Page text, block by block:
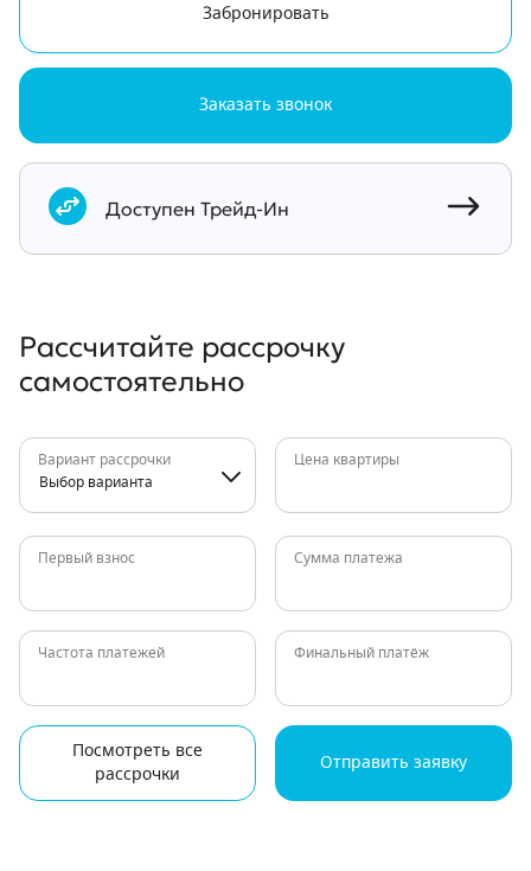
Забронировать
Заказать звонок
Документы
Доступен Трейд-Ин
Рассчитайте рассрочку
самостоятельно
Вариант рассрочки
Выбор варианта
Цена квартиры
Первый взнос Сумма платежа
Частота платежей Финальный платёж
Посмотреть все
рассрочки
Отправить заявку